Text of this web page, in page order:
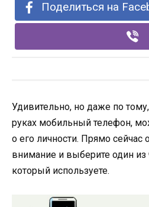
Поделиться на
Удивительно, но даже по
руках мобильный телефон,
о его личности. Прямо сейчас
внимание и выберите один из
который используете.